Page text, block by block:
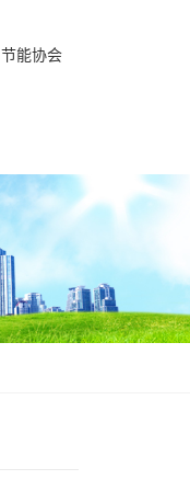
节能协会